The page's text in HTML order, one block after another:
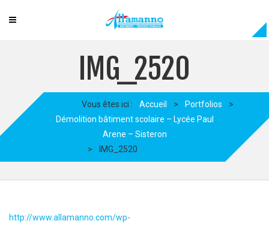
IMG_2520
Vous êtes ici : Accueil > Portfolios
>
Démolition bâtiment scolaire – Lycée Paul
Arene – Sisteron
>
IMG_2520
http://www.allamanno.com/wp-